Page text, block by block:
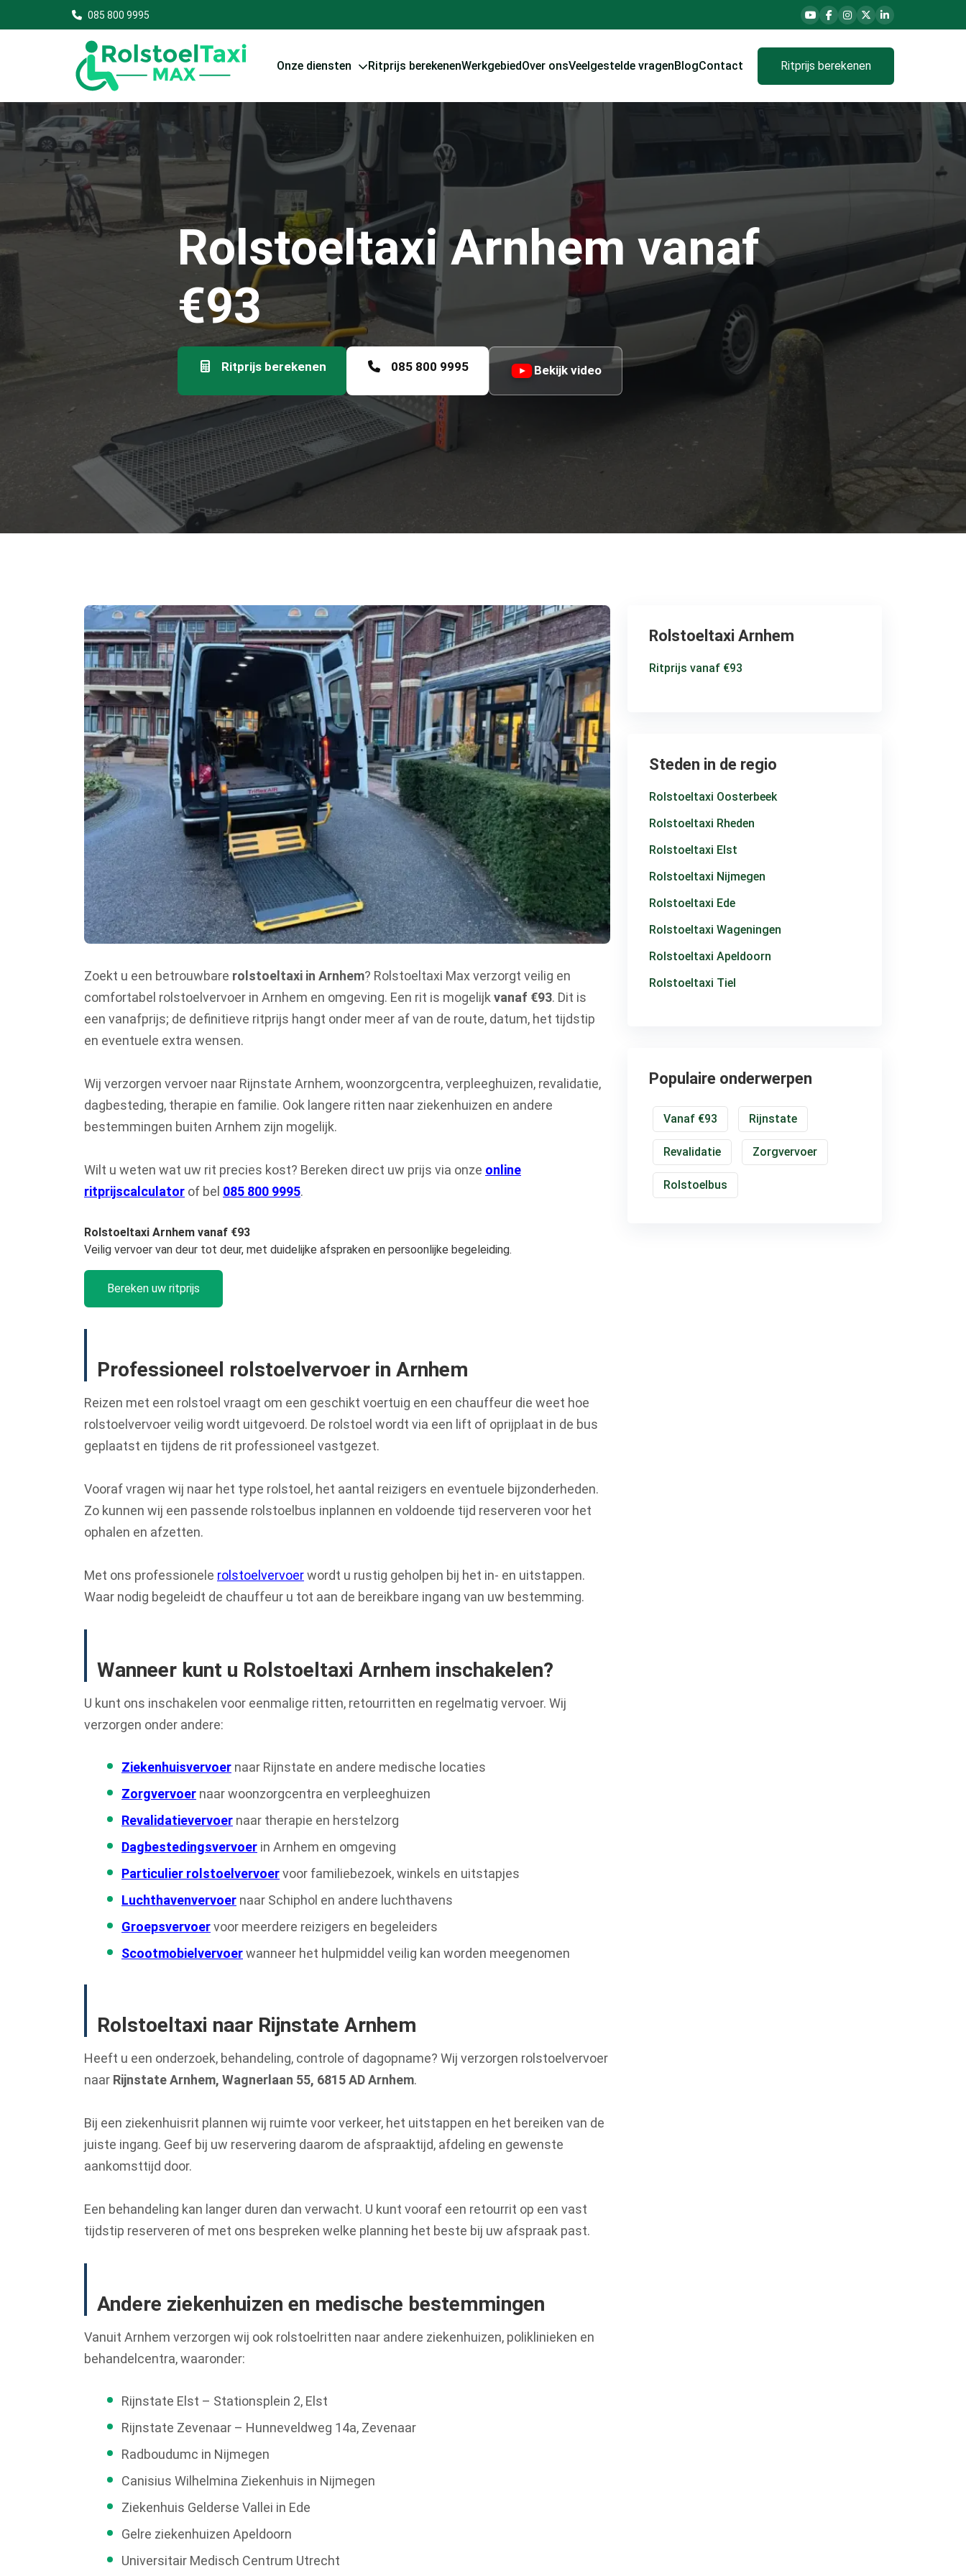
085 800 9995
Onze diensten Ritprijs berekenenWerkgebiedOver onsVeelgestelde vragenBlogContact Ritprijs berekenen
Rolstoeltaxi Arnhem vanaf
€93
Ritprijs berekenen 085 800 9995 Bekijk video
Zoekt u een betrouwbare rolstoeltaxi in Arnhem? Rolstoeltaxi Max verzorgt veilig en
comfortabel rolstoelvervoer in Arnhem en omgeving. Een rit is mogelijkvanaf €93. Dit is
een vanafprijs; de definitieve ritprijs hangt onder meer af van de route, datum, het tijdstip
en eventuele extra wensen.
Wij verzorgen vervoer naar Rijnstate Arnhem, woonzorgcentra, verpleeghuizen, revalidatie,
dagbesteding, therapie en familie. Ook langere ritten naar ziekenhuizen en andere
bestemmingen buiten Arnhem zijn mogelijk.
Wilt u weten wat uw rit precies kost? Bereken direct uw prijs via onze online
ritprijscalculator of bel 085 800 9995.
Rolstoeltaxi Arnhem vanaf €93
Veilig vervoer van deur tot deur, met duidelijke afspraken en persoonlijke begeleiding.
Bereken uw ritprijs
Professioneel rolstoelvervoer in Arnhem
Reizen met een rolstoel vraagt om een geschikt voertuig en een chauffeur die weet hoe
rolstoelvervoer veilig wordt uitgevoerd. De rolstoel wordt via een lift of oprijplaat in de bus
geplaatst en tijdens de rit professioneel vastgezet.
Vooraf vragen wij naar het type rolstoel, het aantal reizigers en eventuele bijzonderheden.
Zo kunnen wij een passende rolstoelbus inplannen en voldoende tijd reserveren voor het
ophalen en afzetten.
Met ons professionele rolstoelvervoerwordt u rustig geholpen bij het in- en uitstappen.
Waar nodig begeleidt de chauffeur u tot aan de bereikbare ingang van uw bestemming.
Wanneer kunt u Rolstoeltaxi Arnhem inschakelen?
U kunt ons inschakelen voor eenmalige ritten, retourritten en regelmatig vervoer. Wij
verzorgen onder andere:
Ziekenhuisvervoer naar Rijnstate en andere medische locaties
Zorgvervoer naar woonzorgcentra en verpleeghuizen
Revalidatievervoer naar therapie en herstelzorg
Dagbestedingsvervoer in Arnhem en omgeving
Particulier rolstoelvervoervoor familiebezoek, winkels en uitstapjes
Luchthavenvervoer naar Schiphol en andere luchthavens
Groepsvervoervoor meerdere reizigers en begeleiders
Scootmobielvervoerwanneer het hulpmiddel veilig kan worden meegenomen
Rolstoeltaxi naar Rijnstate Arnhem
Heeft u een onderzoek, behandeling, controle of dagopname? Wij verzorgen rolstoelvervoer
naar Rijnstate Arnhem, Wagnerlaan 55, 6815 AD Arnhem.
Bij een ziekenhuisrit plannen wij ruimte voor verkeer, het uitstappen en het bereiken van de
juiste ingang. Geef bij uw reservering daarom de afspraaktijd, afdeling en gewenste
aankomsttijd door.
Een behandeling kan langer duren dan verwacht. U kunt vooraf een retourrit op een vast
tijdstip reserveren of met ons bespreken welke planning het beste bij uw afspraak past.
Andere ziekenhuizen en medische bestemmingen
Vanuit Arnhem verzorgen wij ook rolstoelritten naar andere ziekenhuizen, poliklinieken en
behandelcentra, waaronder:
Rijnstate Elst – Stationsplein 2, Elst
Rijnstate Zevenaar – Hunneveldweg 14a, Zevenaar
Radboudumc in Nijmegen
Canisius Wilhelmina Ziekenhuis in Nijmegen
Ziekenhuis Gelderse Vallei in Ede
Gelre ziekenhuizen Apeldoorn
Universitair Medisch Centrum Utrecht
Rolstoeltaxi Arnhem
Ritprijs vanaf €93
Steden in de regio
Rolstoeltaxi Oosterbeek
Rolstoeltaxi Rheden
Rolstoeltaxi Elst
Rolstoeltaxi Nijmegen
Rolstoeltaxi Ede
Rolstoeltaxi Wageningen
Rolstoeltaxi Apeldoorn
Rolstoeltaxi Tiel
Populaire onderwerpen
Vanaf €93 Rijnstate
Revalidatie Zorgvervoer
Rolstoelbus